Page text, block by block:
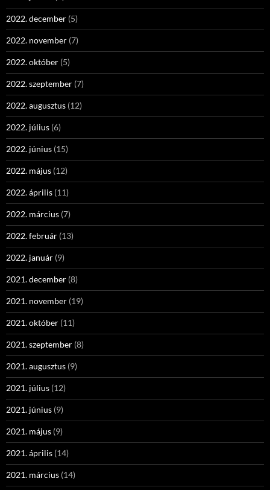
2022. december (5)
2022. november (7)
2022. október (5)
2022. szeptember (7)
2022. augusztus (12)
2022. július (6)
2022. június (15)
2022. május (12)
2022. április (11)
2022. március (7)
2022. február (13)
2022. január (9)
2021. december (8)
2021. november (19)
2021. október (11)
2021. szeptember (8)
2021. augusztus (9)
2021. július (12)
2021. június (9)
2021. május (9)
2021. április (14)
2021. március (14)